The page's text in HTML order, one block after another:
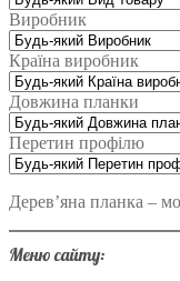
Виробник
Країна виробник
Довжина планки
Перетин профілю
Дерев’яна планка –
Меню сайту: